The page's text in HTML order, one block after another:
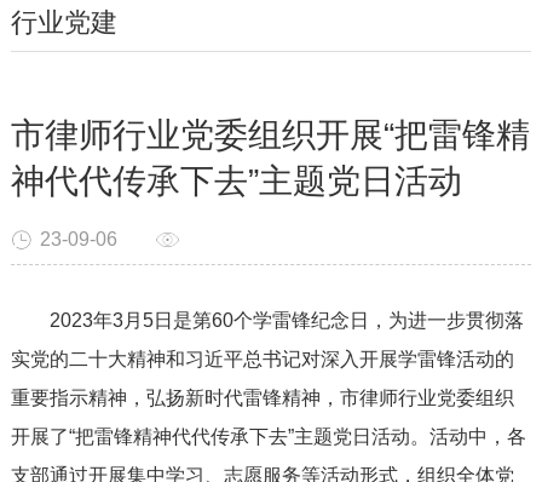
行业党建
市律师行业党委组织开展“把雷锋精
神代代传承下去”主题党日活动
23-09-06
2023年3月5日是第60个学雷锋纪念日，为进一步贯彻落
实党的二十大精神和习近平总书记对深入开展学雷锋活动的
重要指示精神，弘扬新时代雷锋精神，市律师行业党委组织
开展了“把雷锋精神代代传承下去”主题党日活动。活动中，各
支部通过开展集中学习、志愿服务等活动形式，组织全体党